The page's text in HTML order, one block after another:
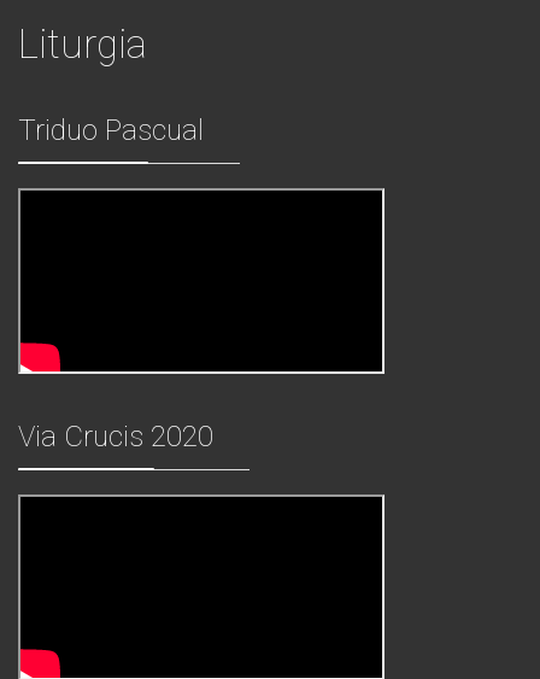
Liturgia
Triduo Pascual
Via Crucis 2020